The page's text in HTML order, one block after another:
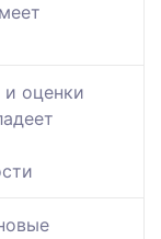
и оценки